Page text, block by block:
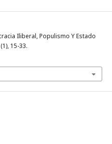
Iliberal, Populismo Y Estado
15-33.